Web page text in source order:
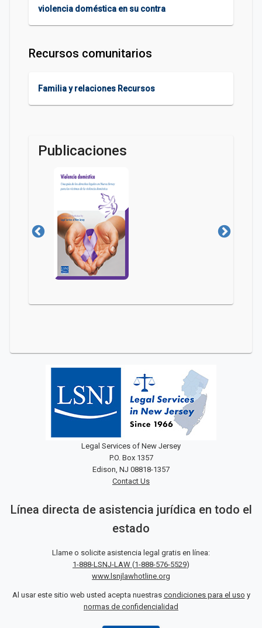
violencia doméstica en su contra
Recursos comunitarios
Familia y relaciones Recursos
Publicaciones
Legal Services of New Jersey
P.O. Box 1357
Edison, NJ 08818-1357
Contact Us
Línea directa de asistencia jurídica en todo el
estado
Llame o solicite asistencia legal gratis en línea:
1-888-LSNJ-LAW (1-888-576-5529)
www.lsnjlawhotline.org
Al usar este sitio web usted acepta nuestras condiciones para el uso y
normas de confidencialidad